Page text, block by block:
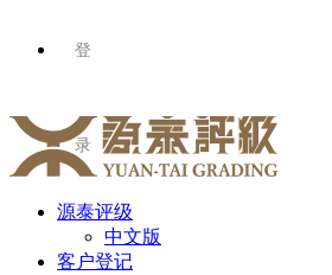
登
录
源泰评级
中文版
客户登记